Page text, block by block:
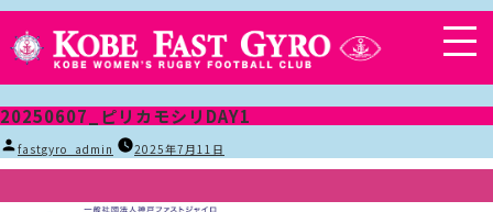
20250607_ピリカモシリDAY1
投
稿
fastgyro_admin 2025年7月11日